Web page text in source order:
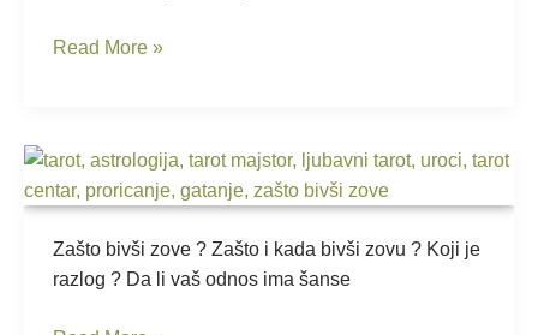
Read More »
Zašto bivši zove ? Zašto i kada bivši zovu ? Koji je
razlog ? Da li vaš odnos ima šanse
Zašto
bivši
?